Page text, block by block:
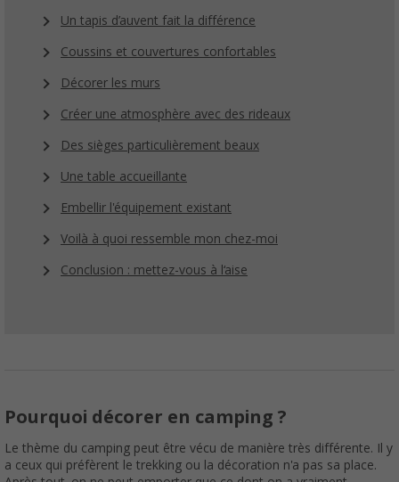
Un tapis d’auvent fait la différence
Coussins et couvertures confortables
Décorer les murs
Créer une atmosphère avec des rideaux
Des sièges particulièrement beaux
Une table accueillante
Embellir l'équipement existant
Voilà à quoi ressemble mon chez-moi
Conclusion : mettez-vous à l‘aise
Pourquoi décorer en camping ?
Le thème du camping peut être vécu de manière très différente. Il y
a ceux qui préfèrent le trekking ou la décoration n'a pas sa place.